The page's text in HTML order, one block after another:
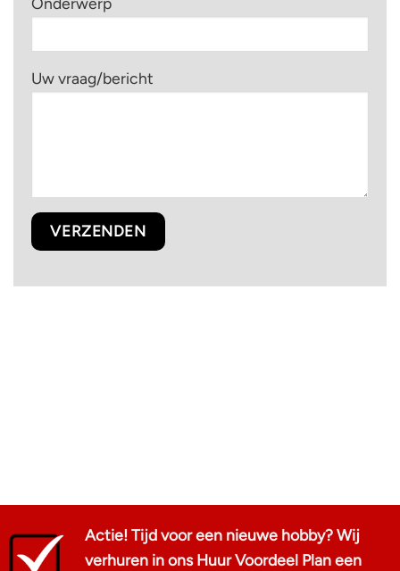
Uw vraag/bericht
Actie! Tijd voor een nieuwe hobby? Wij
verhuren in ons Huur Voordeel Plan een